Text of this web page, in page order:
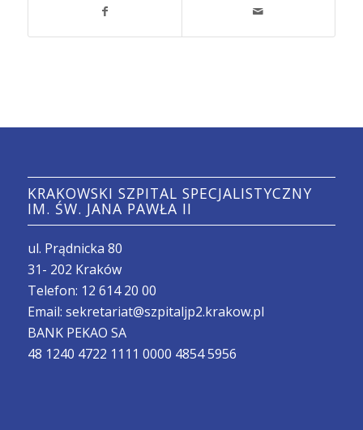
KRAKOWSKI SZPITAL SPECJALISTYCZNY
IM. ŚW. JANA PAWŁA II
ul. Prądnicka 80
31- 202 Kraków
Telefon: 12 614 20 00
Email: sekretariat@szpitaljp2.krakow.pl
BANK PEKAO SA
48 1240 4722 1111 0000 4854 5956